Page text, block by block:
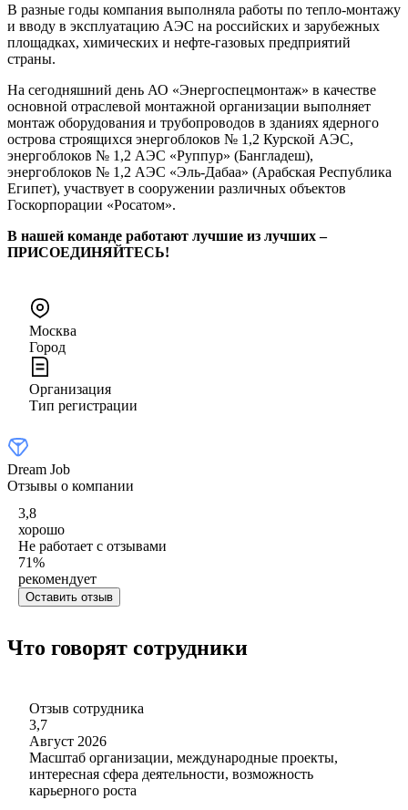
В разные годы компания выполняла работы по тепло-монтажу
и вводу в эксплуатацию АЭС на российских и зарубежных
площадках, химических и нефте-газовых предприятий
страны.
На сегодняшний день АО «Энергоспецмонтаж» в качестве
основной отраслевой монтажной организации выполняет
монтаж оборудования и трубопроводов в зданиях ядерного
острова строящихся энергоблоков № 1,2 Курской АЭС,
энергоблоков № 1,2 АЭС «Руппур» (Бангладеш),
энергоблоков № 1,2 АЭС «Эль-Дабаа» (Арабская Республика
Египет), участвует в сооружении различных объектов
Госкорпорации «Росатом».
В нашей команде работают лучшие из лучших –
ПРИСОЕДИНЯЙТЕСЬ!
Москва
Город
Организация
Тип регистрации
Dream Job
Отзывы о компании
3,8
хорошо
Не работает с отзывами
71%
рекомендует
Оставить отзыв
Что говорят сотрудники
Отзыв сотрудника
3,7
Август 2026
Масштаб организации, международные проекты,
интересная сфера деятельности, возможность
карьерного роста